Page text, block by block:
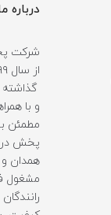
درباره
شرکت
گذاشته
و با
مطمئن
پخش در
همدان
مشغول